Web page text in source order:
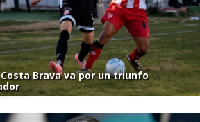
Brava va por un triunfo